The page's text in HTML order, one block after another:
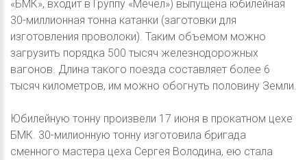
«БМК», входит в Группу «Мечел») выпущена юбилейная
30-миллионная тонна катанки (заготовки для
изготовления проволоки). Таким объемом можно
загрузить порядка 500 тысяч железнодорожных
вагонов. Длина такого поезда составляет более 6
тысяч километров, им можно обогнуть половину Земли.
Юбилейную тонну произвели 17 июня в прокатном цехе
БМК. 30-милионную тонну изготовила бригада
сменного мастера цеха Сергея Володина, ею стала